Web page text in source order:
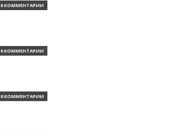
0 КОММЕНТАРИИ
0 КОММЕНТАРИИ
0 КОММЕНТАРИИ